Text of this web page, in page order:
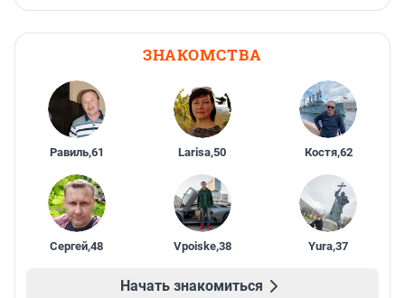
ЗНАКОМСТВА
Равиль,61 Larisa,50 Костя,62
Сергей,48 Vpoiske,38 Yura,37
Начать знакомиться